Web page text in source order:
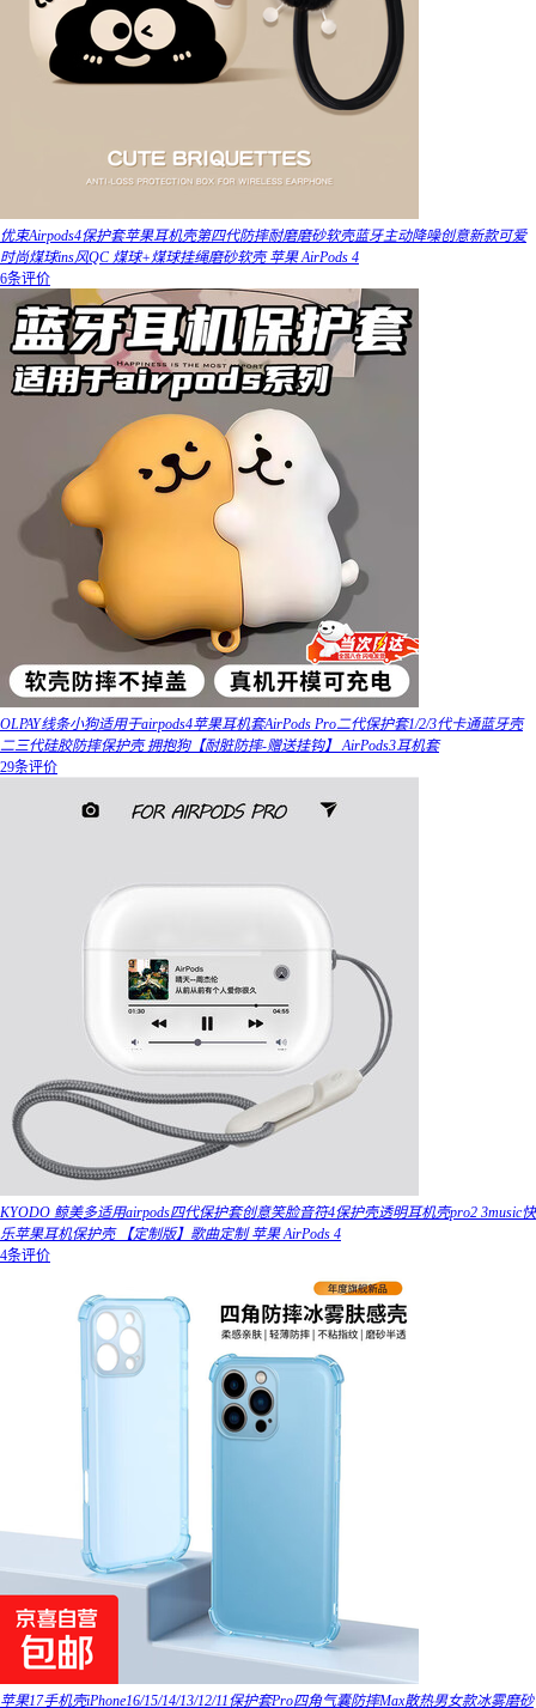
优束Airpods4保护套苹果耳机壳第四代防摔耐磨磨砂软壳蓝牙主动降噪创意新款可爱
时尚煤球ins风QC 煤球+煤球挂绳磨砂软壳 苹果 AirPods 4
6条评价
OLPAY线条小狗适用于airpods4苹果耳机套AirPods Pro二代保护套1/2/3代卡通蓝牙壳
二三代硅胶防摔保护壳 拥抱狗【耐脏防摔-赠送挂钩】 AirPods3耳机套
29条评价
KYODO 鲸美多适用airpods四代保护套创意笑脸音符4保护壳透明耳机壳pro2 3music快
乐苹果耳机保护壳 【定制版】歌曲定制 苹果 AirPods 4
4条评价
苹果17手机壳iPhone16/15/14/13/12/11保护套Pro四角气囊防摔Max散热男女款冰雾磨砂